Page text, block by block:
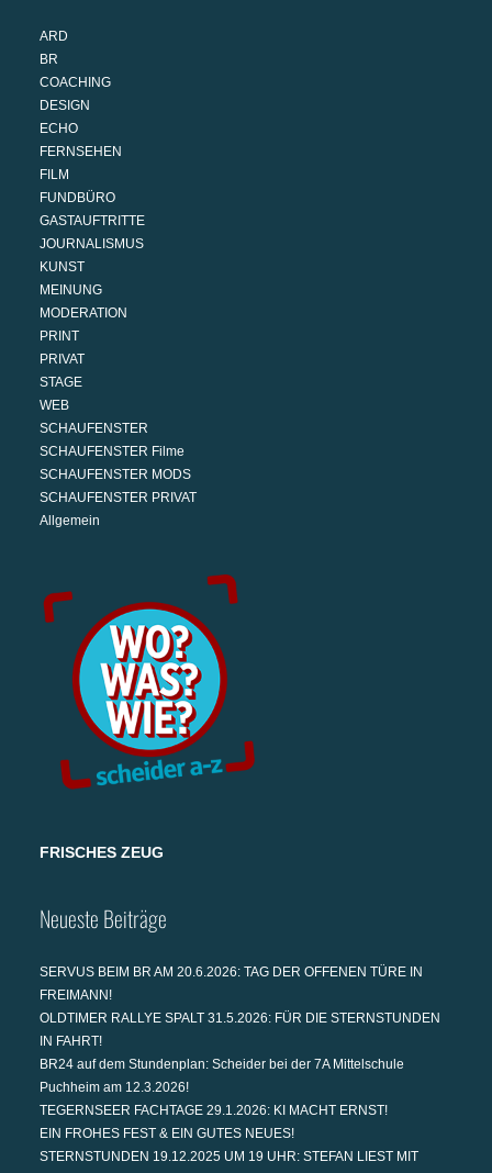
ARD
BR
COACHING
DESIGN
ECHO
FERNSEHEN
FILM
FUNDBÜRO
GASTAUFTRITTE
JOURNALISMUS
KUNST
MEINUNG
MODERATION
PRINT
PRIVAT
STAGE
WEB
SCHAUFENSTER
SCHAUFENSTER Filme
SCHAUFENSTER MODS
SCHAUFENSTER PRIVAT
Allgemein
FRISCHES ZEUG
Neueste Beiträge
SERVUS BEIM BR AM 20.6.2026: TAG DER OFFENEN TÜRE IN
FREIMANN!
OLDTIMER RALLYE SPALT 31.5.2026: FÜR DIE STERNSTUNDEN
IN FAHRT!
BR24 auf dem Stundenplan: Scheider bei der 7A Mittelschule
Puchheim am 12.3.2026!
TEGERNSEER FACHTAGE 29.1.2026: KI MACHT ERNST!
EIN FROHES FEST & EIN GUTES NEUES!
STERNSTUNDEN 19.12.2025 UM 19 UHR: STEFAN LIEST MIT